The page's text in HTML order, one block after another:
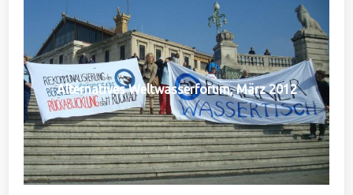
Alternatives Weltwasserforum, März 2012